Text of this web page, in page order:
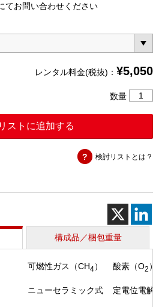
てお問い合わせください
レンタル料金(税抜)： ¥5,050
数量
知
2100）
個
ストに追加する
検討リストとは？
構成品／梱包重量
可燃性ガス（CH4） 酸素（O2 ）
ニューセラミック式 定電位電解